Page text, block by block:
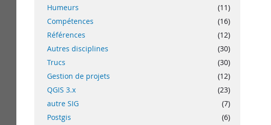
Humeurs
(11)
Compétences
(16)
Références
(12)
Autres disciplines
(30)
Trucs
(30)
Gestion de projets
(12)
QGIS 3.x
(23)
autre SIG
(7)
Postgis
(6)